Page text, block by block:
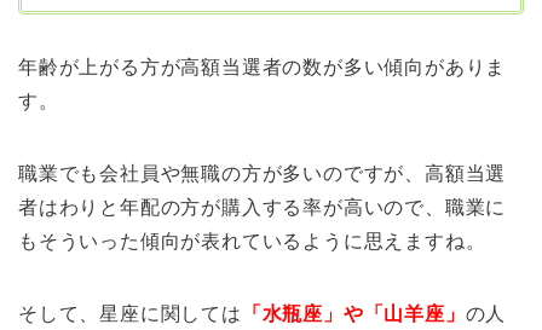
年齢が上がる方が高額当選者の数が多い傾向がありま
す。
職業でも会社員や無職の方が多いのですが、高額当選
者はわりと年配の方が購入する率が高いので、職業に
もそういった傾向が表れているように思えますね。
そして、星座に関しては 「水瓶座」や「山羊座」 の人